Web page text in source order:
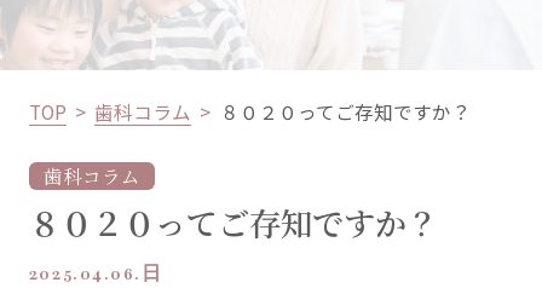
TOP 歯科コラム ８０２０ってご存知ですか？
歯科コラム
８０２０ってご存知ですか？
2025.04.06.日